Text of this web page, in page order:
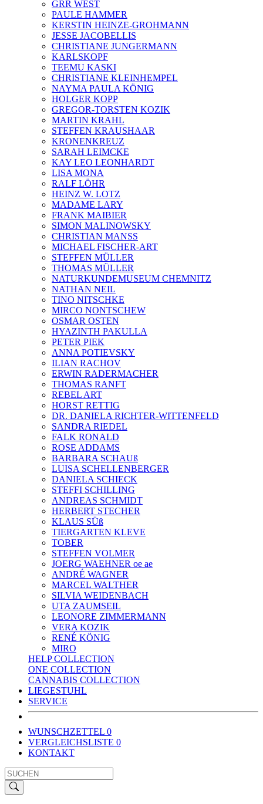
GRR WEST
PAULE HAMMER
KERSTIN HEINZE-GROHMANN
JESSE JACOBELLIS
CHRISTIANE JUNGERMANN
KARLSKOPF
TEEMU KASKI
CHRISTIANE KLEINHEMPEL
NAYMA PAULA KÖNIG
HOLGER KOPP
GREGOR-TORSTEN KOZIK
MARTIN KRAHL
STEFFEN KRAUSHAAR
KRONENKREUZ
SARAH LEIMCKE
KAY LEO LEONHARDT
LISA MONA
RALF LÖHR
HEINZ W. LOTZ
MADAME LARY
FRANK MAIBIER
SIMON MALINOWSKY
CHRISTIAN MANSS
MICHAEL FISCHER-ART
STEFFEN MÜLLER
THOMAS MÜLLER
NATURKUNDEMUSEUM CHEMNITZ
NATHAN NEIL
TINO NITSCHKE
MIRCO NONTSCHEW
OSMAR OSTEN
HYAZINTH PAKULLA
PETER PIEK
ANNA POTIEVSKY
ILIAN RACHOV
ERWIN RADERMACHER
THOMAS RANFT
REBEL ART
HORST RETTIG
DR. DANIELA RICHTER-WITTENFELD
SANDRA RIEDEL
FALK RONALD
ROSE ADDAMS
BARBARA SCHAUß
LUISA SCHELLENBERGER
DANIELA SCHIECK
STEFFI SCHILLING
ANDREAS SCHMIDT
HERBERT STECHER
KLAUS SÜß
TIERGARTEN KLEVE
TOBER
STEFFEN VOLMER
JOERG WAEHNER oe ae
ANDRÉ WAGNER
MARCEL WALTHER
SILVIA WEIDENBACH
UTA ZAUMSEIL
LEONORE ZIMMERMANN
VERA KOZIK
RENÉ KÖNIG
MIRO
HELP COLLECTION
ONE COLLECTION
CANNABIS COLLECTION
LIEGESTUHL
SERVICE
WUNSCHZETTEL 0
VERGLEICHSLISTE 0
KONTAKT